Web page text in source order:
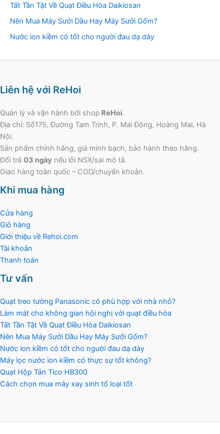
Tất Tần Tật Về Quạt Điều Hòa Daikiosan
Nên Mua Máy Sưởi Dầu Hay Máy Sưởi Gốm?
Nước ion kiềm có tốt cho người đau dạ dày
Liên hệ với ReHoi
Quản lý và vận hành bởi shop ReHoi.
Địa chỉ: Số175, Đường Tam Trinh, P. Mai Động, Hoàng Mai, Hà
Nội.
Sản phẩm chính hãng, giá minh bạch, bảo hành theo hãng.
Đổi trả 03 ngày nếu lỗi NSX/sai mô tả.
Giao hàng toàn quốc – COD/chuyển khoản.
Khi mua hàng
Cửa hàng
Giỏ hàng
Giới thiệu về Rehoi.com
Tài khoản
Thanh toán
Tư vấn
Quạt treo tường Panasonic có phù hợp với nhà nhỏ?
Làm mát cho không gian hội nghị với quạt điều hòa
Tất Tần Tật Về Quạt Điều Hòa Daikiosan
Nên Mua Máy Sưởi Dầu Hay Máy Sưởi Gốm?
Nước ion kiềm có tốt cho người đau dạ dày
Máy lọc nước ion kiềm có thực sự tốt không?
Quạt Hộp Tản Tico HB300
Cách chọn mua máy xay sinh tố loại tốt